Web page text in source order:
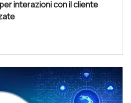
interazioni con il cliente